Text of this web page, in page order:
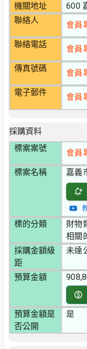
機關地址
600
聯絡人
會員
聯絡電話 會員
傳真號碼 會員
電子郵件 會員
採購資料
標案案號
會員
標案名稱 嘉義
標的分類
財物
相關
採購金額級
距
未達
預算金額
預算金額是
否公開
是